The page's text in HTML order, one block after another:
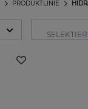
PRODUKTLINIE